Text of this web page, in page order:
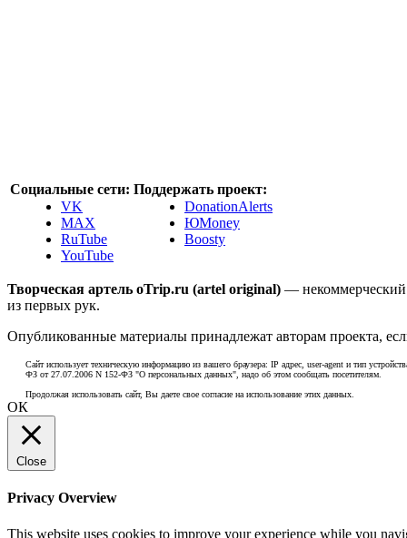
Социальные сети:
VK
MAX
RuTube
YouTube
Поддержать проект:
DonationAlerts
ЮMoney
Boosty
Творческая артель oTrip.ru (artel original) — некоммерческий
из первых рук.
Опубликованные материалы принадлежат авторам проекта,
Сайт использует техническую информацию из вашего браузера: IP адрес, user-agent и тип
ФЗ от 27.07.2006 N 152-ФЗ "О персональных данных", надо об этом сообщать посетителям.
Продолжая использовать сайт, Вы даете свое согласие на использование этих данных.
ОК
Close
Privacy Overview
This website uses cookies to improve your experience while you